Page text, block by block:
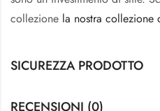
collezione la nostra collezione
SICUREZZA PRODOTTO
RECENSIONI (0)